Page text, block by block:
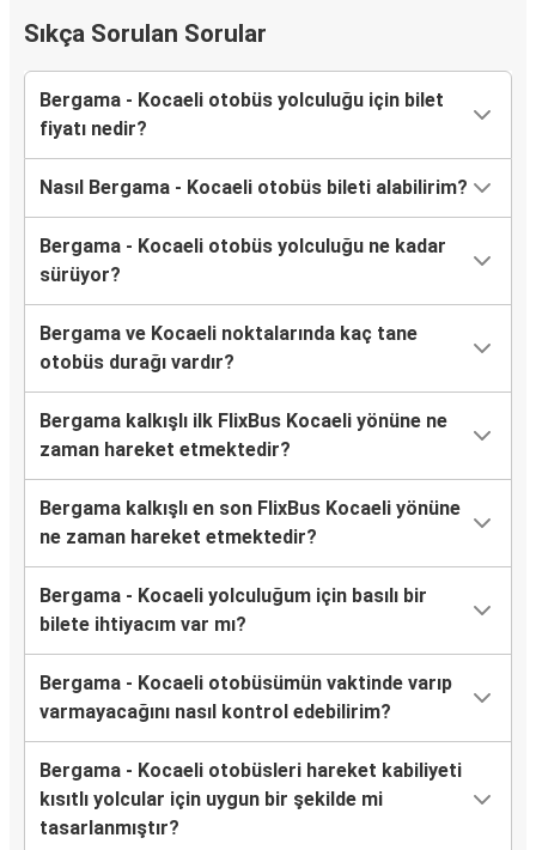
Sıkça Sorulan Sorular
Bergama - Kocaeli otobüs yolculuğu için bilet
fiyatı nedir?
Nasıl Bergama - Kocaeli otobüs bileti alabilirim?
Bergama - Kocaeli otobüs yolculuğu ne kadar
sürüyor?
Bergama ve Kocaeli noktalarında kaç tane
otobüs durağı vardır?
Bergama kalkışlı ilk FlixBus Kocaeli yönüne ne
zaman hareket etmektedir?
Bergama kalkışlı en son FlixBus Kocaeli yönüne
ne zaman hareket etmektedir?
Bergama - Kocaeli yolculuğum için basılı bir
bilete ihtiyacım var mı?
Bergama - Kocaeli otobüsümün vaktinde varıp
varmayacağını nasıl kontrol edebilirim?
Bergama - Kocaeli otobüsleri hareket kabiliyeti
kısıtlı yolcular için uygun bir şekilde mi
tasarlanmıştır?